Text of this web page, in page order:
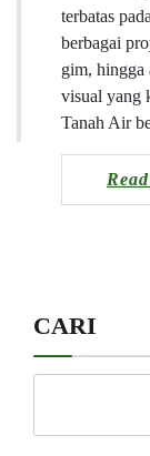
terbatas
berbagai
gim, hingga
visual yang
Tanah Air
CARI